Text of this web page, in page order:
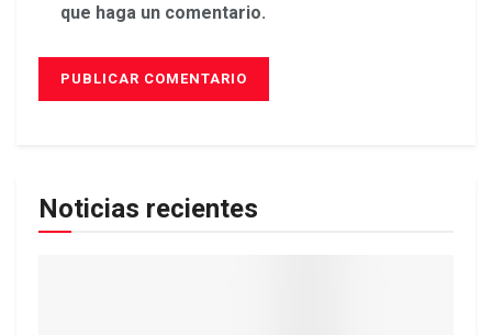
que haga un comentario.
Noticias recientes